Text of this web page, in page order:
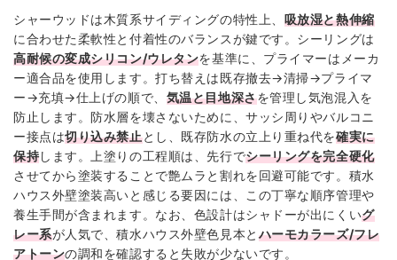
シャーウッドは木質系サイディングの特性上、 吸放湿と熱伸縮
に合わせた柔軟性と付着性のバランスが鍵です。シーリングは
高耐候の変成シリコン/ウレタンを基準に、プライマーはメーカ
ー適合品を使用します。打ち替えは既存撤去→清掃→プライマ
ー→充填→仕上げの順で、 気温と目地深さを管理し気泡混入を
防止します。防水層を壊さないために、サッシ周りやバルコニ
ー接点は切り込み禁止とし、既存防水の立上り重ね代を確実に
保持します。上塗りの工程順は、先行でシーリングを完全硬化
させてから塗装することで艶ムラと割れを回避可能です。積水
ハウス外壁塗装高いと感じる要因には、この丁寧な順序管理や
養生手間が含まれます。なお、色設計はシャドーが出にくいグ
レー系が人気で、積水ハウス外壁色見本とハーモカラーズ/フレ
アトーンの調和を確認すると失敗が少ないです。